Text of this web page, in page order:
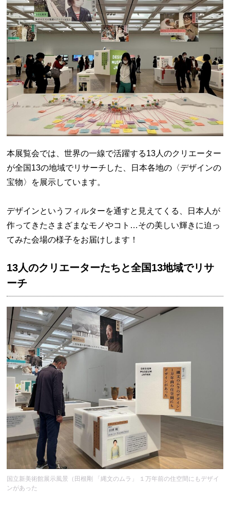
本展覧会では、世界の一線で活躍する13人のクリエーター
が全国13の地域でリサーチした、日本各地の〈デザインの
宝物〉を展示しています。
デザインというフィルターを通すと見えてくる、日本人が
作ってきたさまざまなモノやコト…その美しい輝きに迫っ
てみた会場の様子をお届けします！
13人のクリエーターたちと全国13地域でリサ
ーチ
国立新美術館展示風景（田根剛 「縄文のムラ」 １万年前の住空間にもデザイ
ンがあった